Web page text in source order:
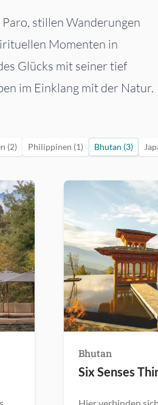
stillen Wanderungen
Momenten in
Glücks mit seiner tief
im Einklang mit der Natur.
(2) Philippinen (1) Bhutan (3)
Bhutan
Six Senses